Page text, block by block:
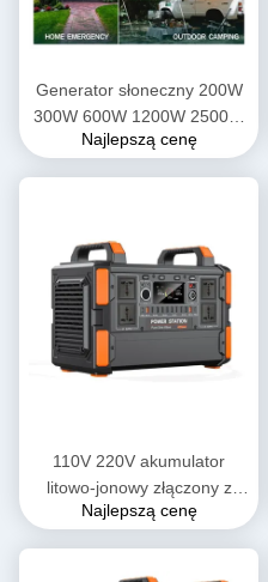
Generator słoneczny 200W
300W 600W 1200W 2500W
Outdoor Bank Przenośna
Najlepszą cenę
110V 220V akumulator
litowo-jonowy złączony z
sieci przenośny generator
Najlepszą cenę